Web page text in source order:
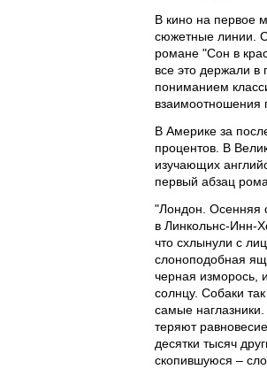
В кино на первое
сюжетные линии.
романе "Сон в
все это держали
пониманием
взаимоотношения
В Америке за
процентов. В
изучающих
первый абзац
"Лондон. Осенняя
в Линкольнс-Инн-
что схлынули с
слоноподобная
черная изморось,
солнцу. Собаки
самые
теряют
десятки тысяч
скопившуюся –